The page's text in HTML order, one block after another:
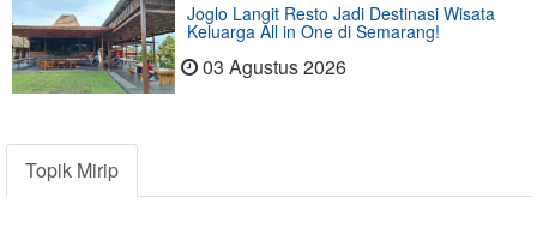
Joglo Langit Resto Jadi Destinasi Wisata
Keluarga All in One di Semarang!
03 Agustus 2026
Topik Mirip